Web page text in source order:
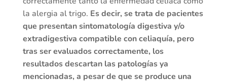
la alergia al trigo. Es decir, se trata de pacientes
que presentan sintomatología digestiva y/o
extradigestiva compatible con celiaquía, pero
tras ser evaluados correctamente, los
resultados descartan las patologías ya
mencionadas, a pesar de que se produce una